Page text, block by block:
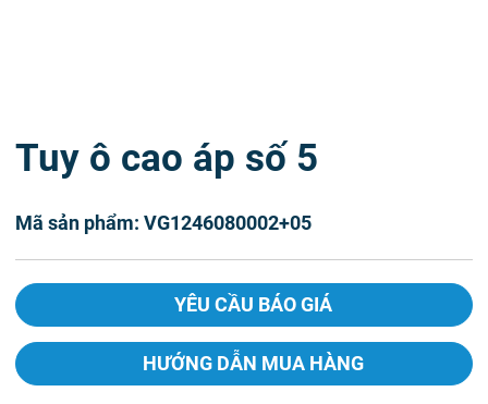
Tuy ô cao áp số 5
Mã sản phẩm: VG1246080002+05
YÊU CẦU BÁO GIÁ
HƯỚNG DẪN MUA HÀNG